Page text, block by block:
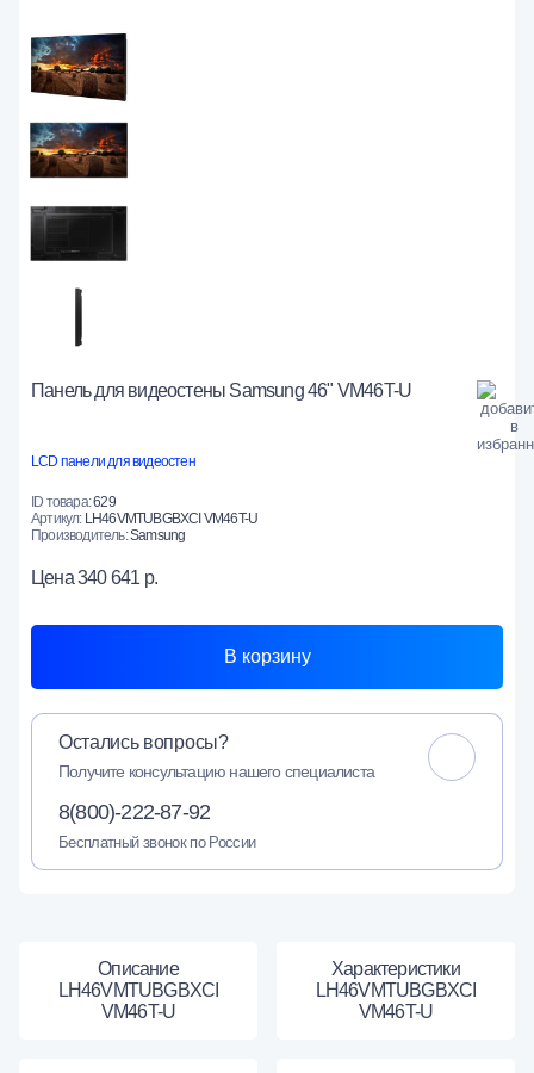
Панель для видеостены Samsung 46" VM46T-U
LCD панели для видеостен
ID товара:629
Артикул: LH46VMTUBGBXCI VM46T-U
Производитель:Samsung
Цена340 641 р.
В корзину
Остались вопросы?
Получите консультацию нашего специалиста
8(800)-222-87-92
Бесплатный звонок по России
Описание
LH46VMTUBGBXCI
VM46T-U
Характеристики
LH46VMTUBGBXCI
VM46T-U